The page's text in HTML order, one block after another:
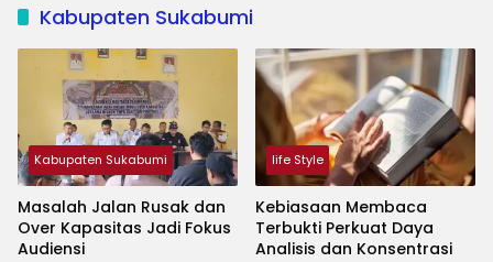
Kabupaten Sukabumi
Kabupaten Sukabumi
Masalah Jalan Rusak dan
Over Kapasitas Jadi Fokus
Audiensi
life Style
Kebiasaan Membaca
Terbukti Perkuat Daya
Analisis dan Konsentrasi